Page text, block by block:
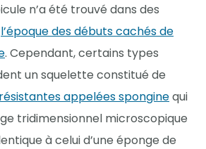
n’a été trouvé dans des
l’époque des débuts cachés de
. Cependant, certains types
un squelette constitué de
appelées sponginequi
tridimensionnel microscopique
à celui d’une éponge de